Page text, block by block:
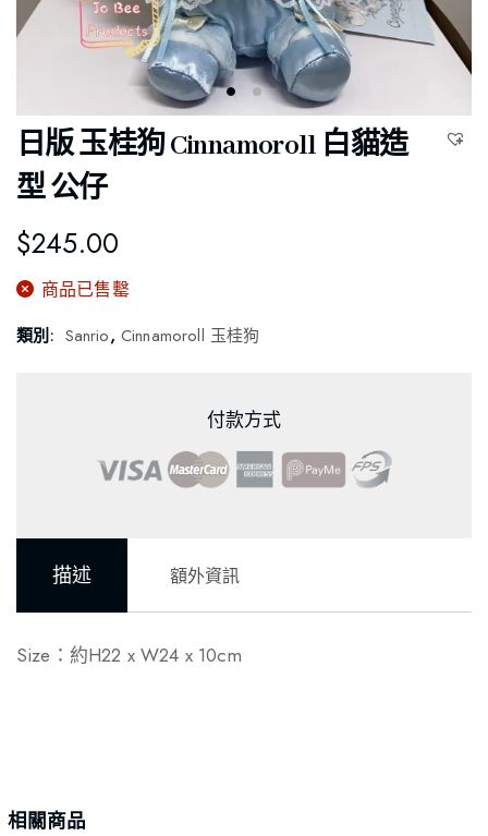
日版 玉桂狗 Cinnamoroll 白貓造
型 公仔
$245.00
商品已售罊
類別: Sanrio, Cinnamoroll 玉桂狗
付款方式
描述 額外資訊
Size：約H22 x W24 x 10cm
相關商品